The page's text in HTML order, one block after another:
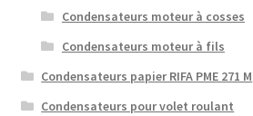
Condensateurs moteur à cosses
Condensateurs moteur à fils
Condensateurs papier RIFA PME 271 M
Condensateurs pour volet roulant